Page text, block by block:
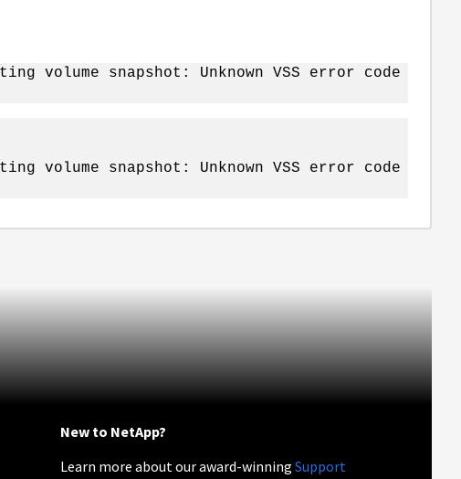
volume snapshot: Unknown VSS error code
volume snapshot: Unknown VSS error code
New to NetApp?
Learn more about our award-winningSupport